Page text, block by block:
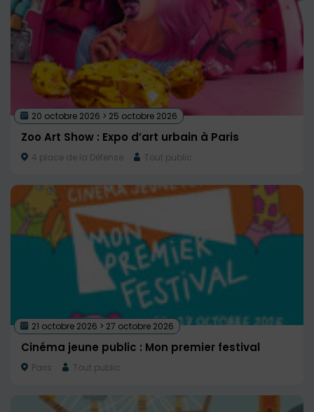
20 octobre 2026 > 25 octobre 2026
Zoo Art Show : Expo d’art urbain à Paris
4 place de la Défense Tout public
21 octobre 2026 > 27 octobre 2026
Cinéma jeune public : Mon premier festival
Paris Tout public